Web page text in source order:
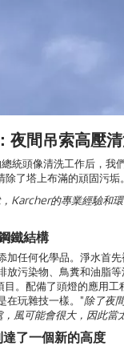
夜間吊索高壓
統頭像清洗工作后，我
了塔上布滿的頑固污垢
Karcher的專業經驗和
鐵結構
加任何化學品。淨水首
放污染物、鳥糞和油脂
。配備了頭燈的應用
在玩雜技一樣。"除了夜
風可能會很大，因此
了一個新的高度